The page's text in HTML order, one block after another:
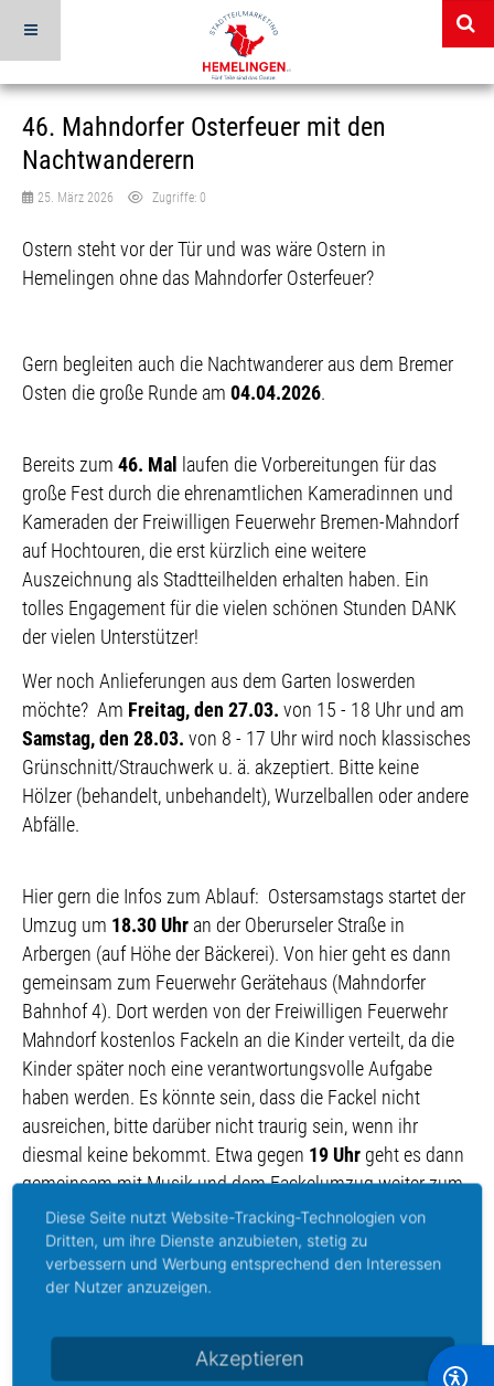
46. Mahndorfer Osterfeuer mit den
Nachtwanderern
25. März 2026 Zugriffe: 0
Ostern steht vor der Tür und was wäre Ostern in
Hemelingen ohne das Mahndorfer Osterfeuer?
Gern begleiten auch die Nachtwanderer aus dem Bremer
Osten die große Runde am 04.04.2026.
Bereits zum 46. Mal
laufen die Vorbereitungen für das
große Fest durch die ehrenamtlichen Kameradinnen und
Kameraden der Freiwilligen Feuerwehr Bremen-Mahndorf
auf Hochtouren, die erst kürzlich eine weitere
Auszeichnung als Stadtteilhelden erhalten haben. Ein
tolles Engagement für die vielen schönen Stunden DANK
der vielen Unterstützer!
Wer noch Anlieferungen aus dem Garten loswerden
möchte? Am Freitag, den 27.03. von 15 - 18 Uhr und am
Samstag, den 28.03. von 8 - 17 Uhr wird noch klassisches
Grünschnitt/Strauchwerk u. ä. akzeptiert. Bitte keine
Hölzer (behandelt, unbehandelt), Wurzelballen oder andere
Abfälle.
Hier gern die Infos zum Ablauf: Ostersamstags startet der
Umzug um 18.30 Uhr an der Oberurseler Straße in
Arbergen (auf Höhe der Bäckerei). Von hier geht es dann
gemeinsam zum Feuerwehr Gerätehaus (Mahndorfer
Bahnhof 4). Dort werden von der Freiwilligen Feuerwehr
Mahndorf kostenlos Fackeln an die Kinder verteilt, da die
Kinder später noch eine verantwortungsvolle Aufgabe
haben werden. Es könnte sein, dass die Fackel nicht
ausreichen, bitte darüber nicht traurig sein, wenn ihr
diesmal keine bekommt. Etwa gegen 19 Uhr geht es dann
gemeinsam mit Musik und dem Fackelumzug weiter zum
Osterfeuerplatz an der Kluvenhagener Straße. Dann sind
die Kinder berechtigt unter Anleitung das Osterfeuer zu
entfachen!
die Kameraden der Freiwilligen Feuerwehr Bremen-
Mahndorf für das leibliche Wohl.
Diese Seite nutzt Website-Tracking-Technologien von
Dritten, um ihre Dienste anzubieten, stetig zu
verbessern und Werbung entsprechend den Interessen
der Nutzer anzuzeigen.
Akzeptieren